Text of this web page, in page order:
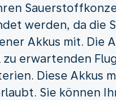
werden, da
Akkus mit. Die
erwartenden
Diese Akkus
Sie können